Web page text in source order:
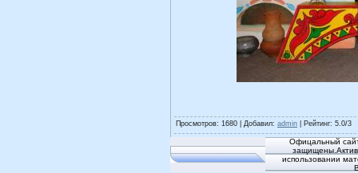
Просмотров: 1680 | Добавил: admin Рейтинг: 5.0/3
Офицальный
использовании